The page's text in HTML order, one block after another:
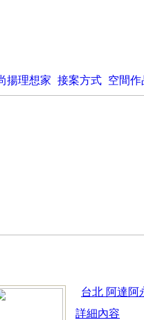
揚理想家 接案方式 空間作
台北 阿達阿
詳細內容